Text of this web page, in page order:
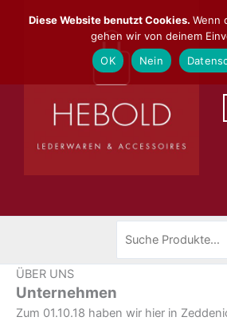
Inhalt
ÜBER UNS
Unternehmen
Zum 01.10.18 haben wir hier in
Diese Website benutzt Cookies. Wenn
gehen wir von deinem
OK
Nein